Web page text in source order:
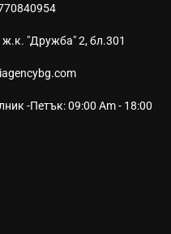
"Дружба" 2, бл.301
-Петък: 09:00 Am - 18:00